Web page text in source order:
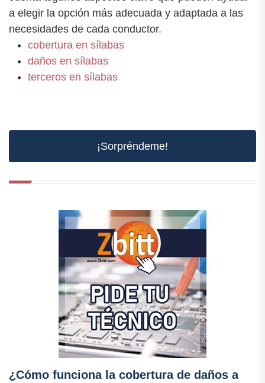
a elegir la opción más adecuada y adaptada a las
necesidades de cada conductor.
cobertura en sílabas
daños en sílabas
terceros en sílabas
¡Sorpréndeme!
¿Cómo funciona la cobertura de daños a